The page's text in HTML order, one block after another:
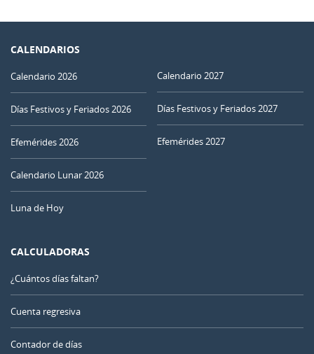
CALENDARIOS
Calendario 2026
Días Festivos y Feriados 2026
Efemérides 2026
Calendario Lunar 2026
Luna de Hoy
Calendario 2027
Días Festivos y Feriados 2027
Efemérides 2027
CALCULADORAS
¿Cuántos días faltan?
Cuenta regresiva
Contador de días